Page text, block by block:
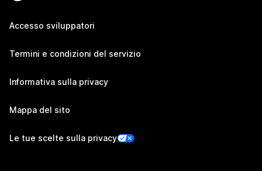
Accesso sviluppatori
Termini e condizioni del servizio
Informativa sulla privacy
Mappa del sito
Le tue scelte sulla privacy